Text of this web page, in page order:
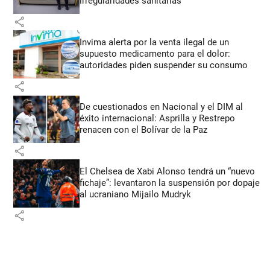
share
Invima alerta por la venta ilegal de un
supuesto medicamento para el dolor:
autoridades piden suspender su consumo
share
De cuestionados en Nacional y el DIM al
éxito internacional: Asprilla y Restrepo
renacen con el Bolívar de la Paz
share
El Chelsea de Xabi Alonso tendrá un “nuevo
fichaje”: levantaron la suspensión por dopaje
al ucraniano Mijailo Mudryk
share